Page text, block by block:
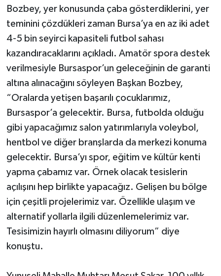
Bozbey, yer konusunda çaba gösterdiklerini, yer
teminini çözdükleri zaman Bursa’ya en az iki adet
4-5 bin seyirci kapasiteli futbol sahası
kazandıracaklarını açıkladı. Amatör spora destek
verilmesiyle Bursaspor’un geleceğinin de garanti
altına alınacağını söyleyen Başkan Bozbey,
“Oralarda yetişen başarılı çocuklarımız,
Bursaspor’a gelecektir. Bursa, futbolda olduğu
gibi yapacağımız salon yatırımlarıyla voleybol,
hentbol ve diğer branşlarda da merkezi konuma
gelecektir. Bursa’yı spor, eğitim ve kültür kenti
yapma çabamız var. Örnek olacak tesislerin
açılışını hep birlikte yapacağız. Gelişen bu bölge
için çeşitli projelerimiz var. Özellikle ulaşım ve
alternatif yollarla ilgili düzenlemelerimiz var.
Tesisimizin hayırlı olmasını diliyorum” diye
konuştu.